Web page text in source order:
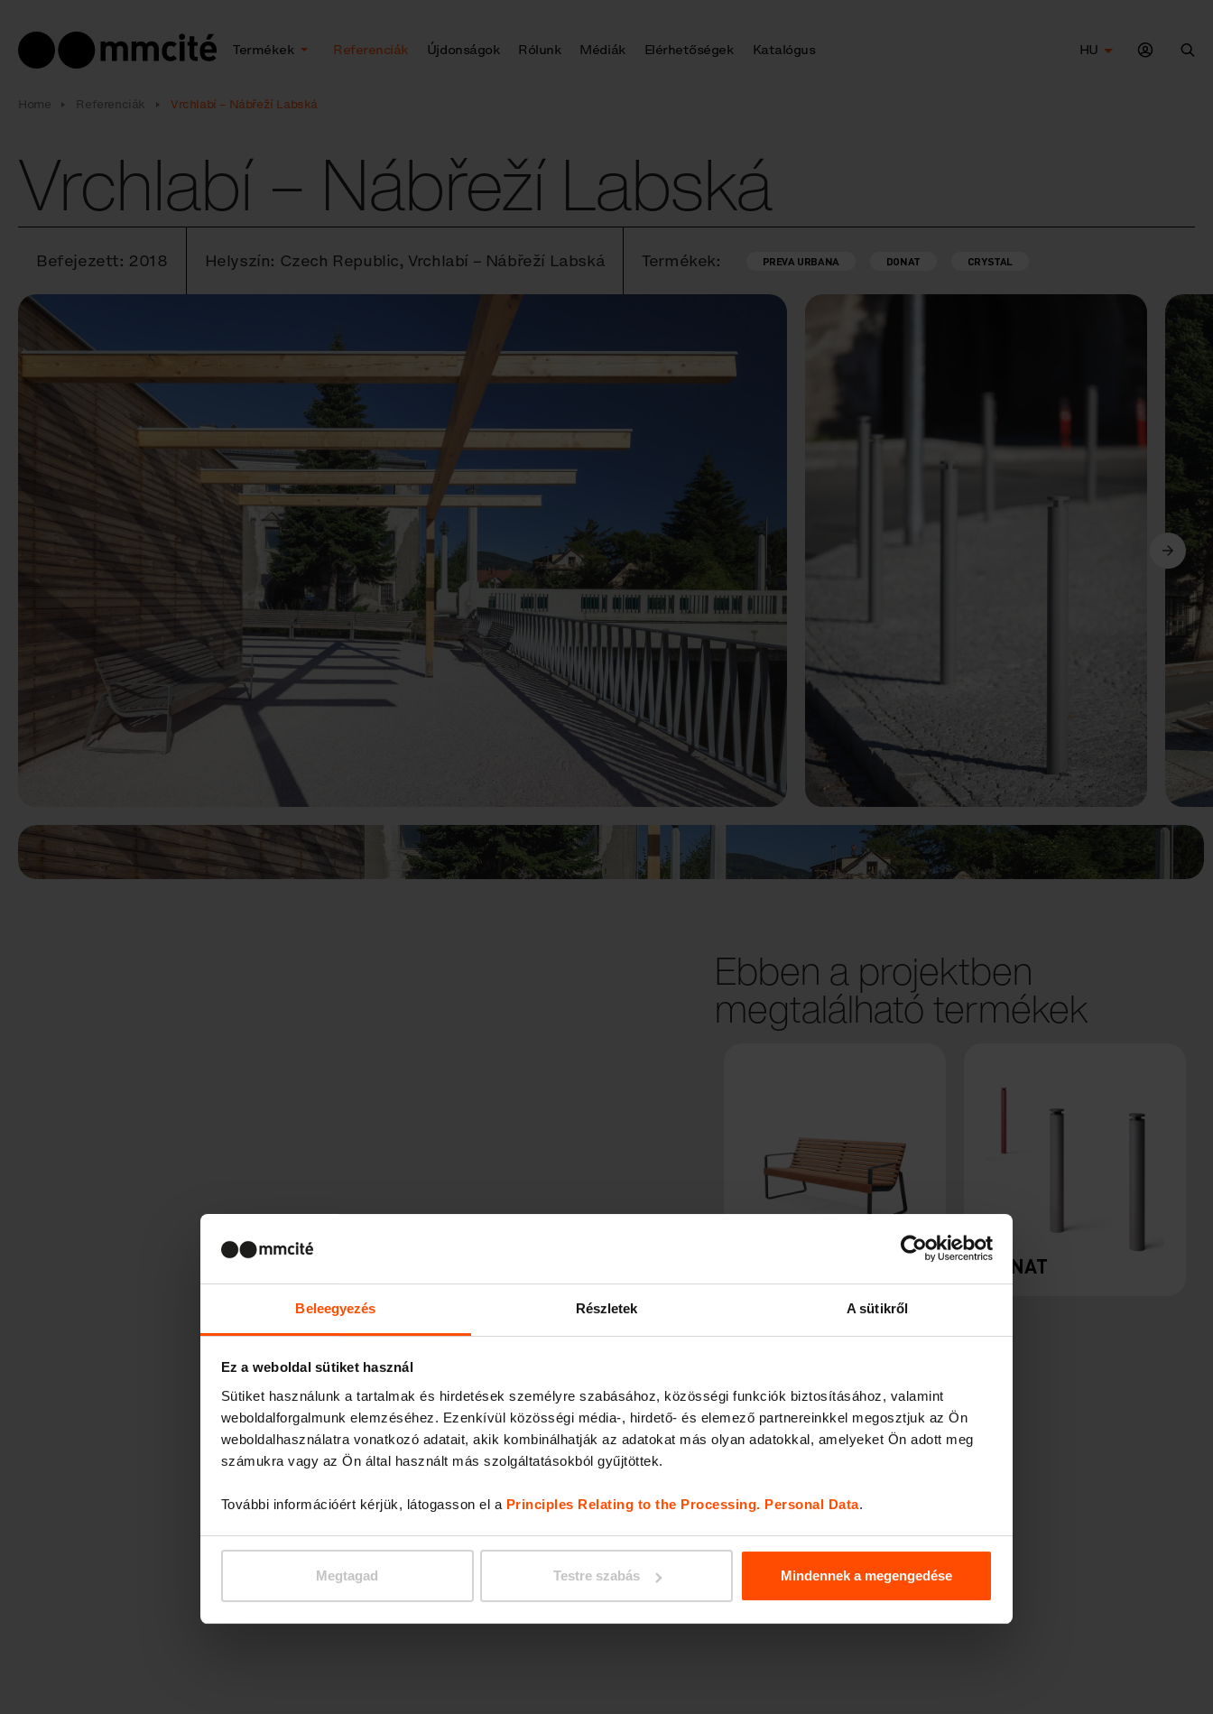
Beleegyezés Részletek A sütikről
Ez a weboldal sütiket használ
Sütiket használunk a tartalmak és hirdetések személyre szabásához, közösségi funkciók biztosításához, valamint
weboldalforgalmunk elemzéséhez. Ezenkívül közösségi média-, hirdető- és elemező partnereinkkel megosztjuk az Ön
weboldalhasználatra vonatkozó adatait, akik kombinálhatják az adatokat más olyan adatokkal, amelyeket Ön adott meg
számukra vagy az Ön által használt más szolgáltatásokból gyűjtöttek.
További információért kérjük, látogasson el a Principles Relating to the Processing. Personal Data.
Megtagad Testre szabás Mindennek a megengedése
Termékek Referenciák Újdonságok Rólunk Médiák Elérhetőségek Katalógus
HU
Home Referenciák Vrchlabí – Nábřeží Labská
Vrchlabí – Nábřeží Labská
Befejezett: 2018 Helyszín: Czech Republic, Vrchlabí – Nábřeží Labská Termékek: PREVA URBANA DONAT CRYSTAL
Előző
Ebben a projektben
megtalálható termékek
DONAT
CRYSTAL